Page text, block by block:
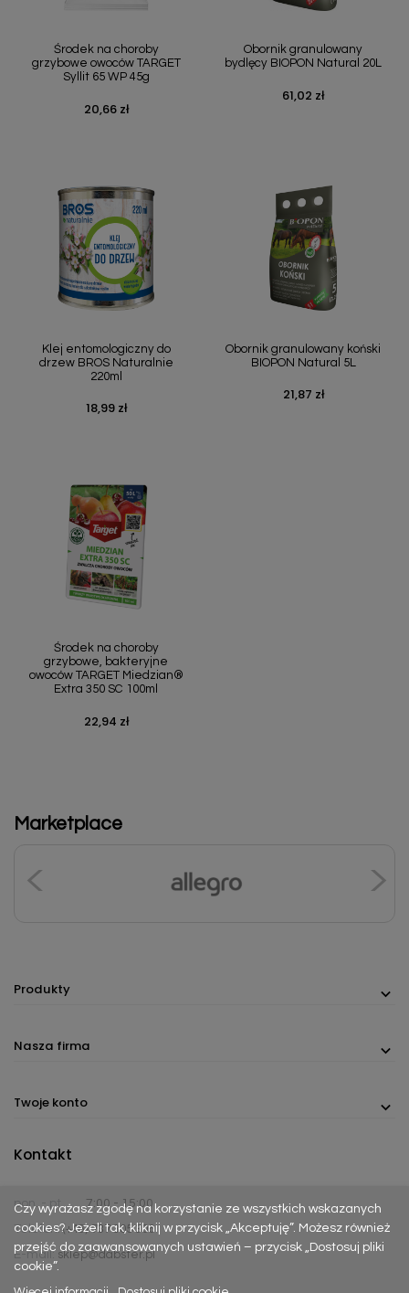
Środek na choroby
grzybowe owoców TARGET
Syllit 65 WP 45g
Cena
20,66 zł
Obornik granulowany
bydlęcy BIOPON Natural 20L
Cena
61,02 zł
Klej entomologiczny do
drzew BROS Naturalnie
220ml
Cena
18,99 zł
Obornik granulowany koński
BIOPON Natural 5L
Cena
21,87 zł
Środek na choroby
grzybowe, bakteryjne
owoców TARGET Miedzian®
Extra 350 SC 100ml
Cena
22,94 zł
Marketplace
Produkty
Nasza firma
Twoje konto
Czy wyrażasz zgodę na korzystanie ze wszystkich wskazanych
cookies? Jeżeli tak, kliknij w przycisk „Akceptuję”. Możesz również
przejść do zaawansowanych ustawień – przycisk „Dostosuj pliki
cookie”.
Kontakt
pon. - pt.
7:00 - 15:00
Telefon:(+48) 737 305 306
E-mail: sklep@dabster.pl